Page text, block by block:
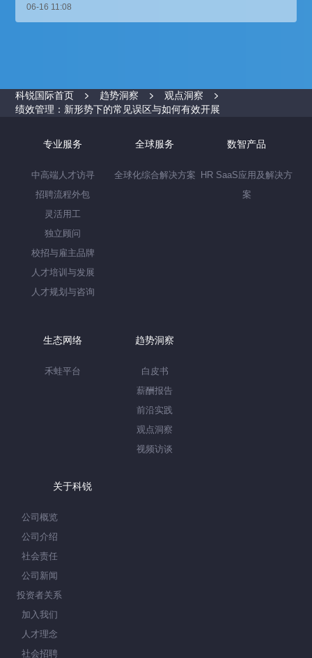
06-16 11:08
科锐国际首页 趋势洞察
观点洞察
绩效管理：新形势下的常见误区与如何有效开展
专业服务
中高端人才访寻
招聘流程外包
灵活用工
独立顾问
校招与雇主品牌
人才培训与发展
人才规划与咨询
全球服务
全球化综合解决方案
数智产品
HR SaaS应用及解决方
案
生态网络
禾蛙平台
趋势洞察
白皮书
薪酬报告
前沿实践
观点洞察
视频访谈
关于科锐
公司概览
公司介绍
社会责任
公司新闻
投资者关系
加入我们
人才理念
社会招聘